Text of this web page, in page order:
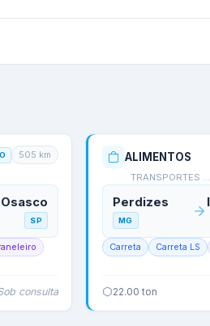
505 km
Osasco
SP
consulta
ALIMENTOS
TRANSPORTES KLASSEN AG…
Perdizes
MG
Carreta Carreta LS
22.00 ton